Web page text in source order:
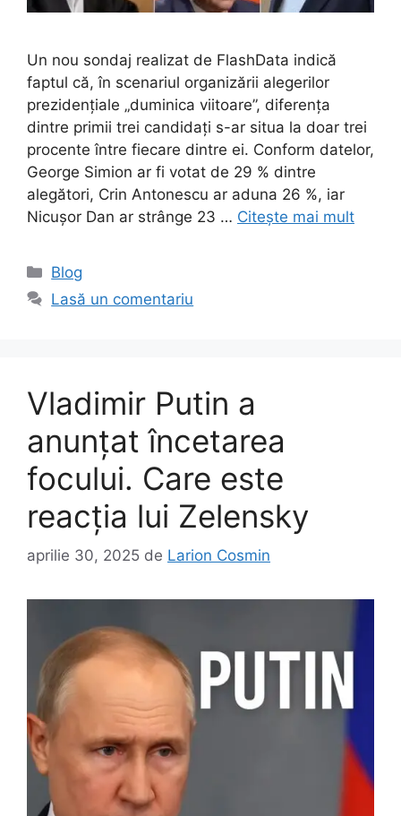
Un nou sondaj realizat de FlashData indică
faptul că, în scenariul organizării alegerilor
prezidențiale „duminica viitoare”, diferența
dintre primii trei candidați s-ar situa la doar trei
procente între fiecare dintre ei. Conform datelor,
George Simion ar fi votat de 29 % dintre
alegători, Crin Antonescu ar aduna 26 %, iar
Nicușor Dan ar strânge 23 … Citește mai mult
Categorii
Blog
Lasă un comentariu
Vladimir Putin a
anunţat încetarea
focului. Care este
reacția lui Zelensky
aprilie 30, 2025 de Larion Cosmin